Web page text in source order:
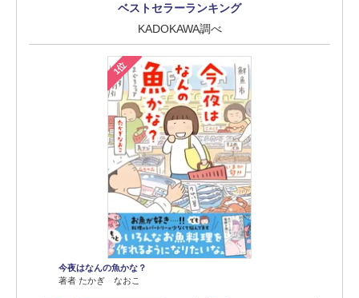
ベストセラーランキング
KADOKAWA調べ
1位
今夜はなんの魚かな？
著者 たかぎ なおこ